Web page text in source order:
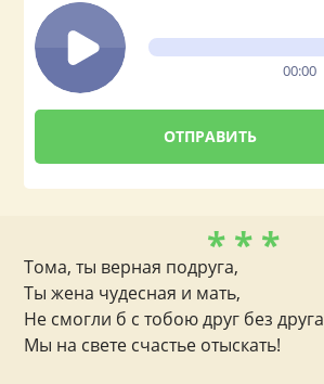
00:00
* * *
Тома, ты верная подруга,
Ты жена чудесная и мать,
Не смогли б с тобою друг без друга
Мы на свете счастье отыскать!